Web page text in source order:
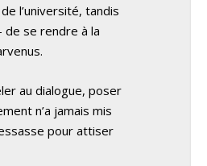
l’université, tandis
de se rendre à la
au dialogue, poser
n’a jamais mis
pour attiser